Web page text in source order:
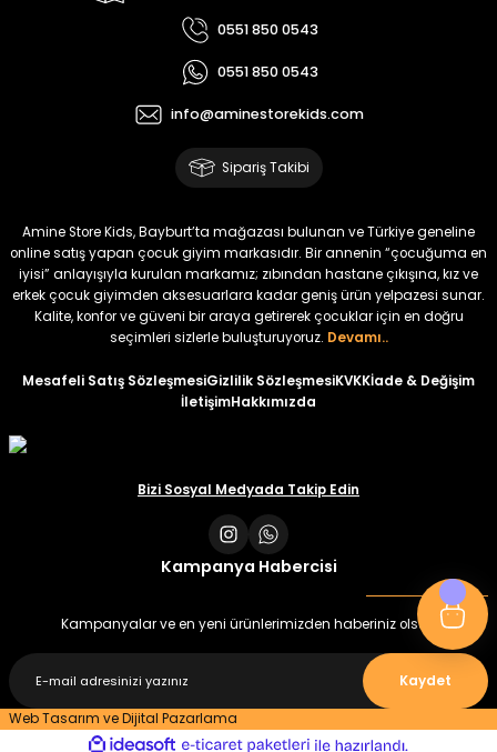
Kampçı Minik Erkek Çocuk 2'li Şortlu Takım
₺ 500
₺ 350
%30
Amine
Kampçı Minik Erkek Çocuk 2'li Şortlu Takım
₺ 350
Kampçı Minik Erkek Çocuk 2'li Şortlu Takım
%30
Amine
Minik Kral Erkek Çocuk 2'li Şortlu Takım
0551 850 0543
0551 850 0543
info@aminestorekids.com
Sipariş Takibi
Amine Store Kids, Bayburt’ta mağazası bulunan ve Türkiye geneline
online satış yapan çocuk giyim markasıdır. Bir annenin “çocuğuma en
iyisi” anlayışıyla kurulan markamız; zıbından hastane çıkışına, kız ve
erkek çocuk giyimden aksesuarlara kadar geniş ürün yelpazesi sunar.
Kalite, konfor ve güveni bir araya getirerek çocuklar için en doğru
seçimleri sizlerle buluşturuyoruz. Devamı..
Mesafeli Satış SözleşmesiGizlilik SözleşmesiKVKKİade & Değişim
İletişimHakkımızda
Bizi Sosyal Medyada Takip Edin
Kampanya Habercisi
Kampanyalar ve en yeni ürünlerimizden haberiniz olsun
Kaydet
Web Tasarım ve Dijital Pazarlama
ideasoft e-